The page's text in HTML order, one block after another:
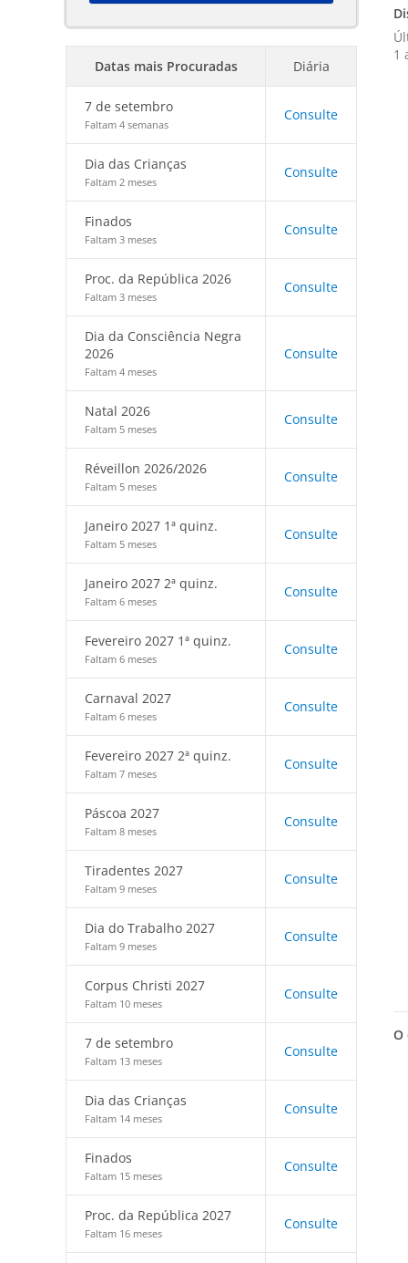
Datas mais Procuradas Diária
7 de setembro
Faltam 4 semanas
Consulte
Dia das Crianças
Faltam 2 meses
Consulte
Finados
Faltam 3 meses
Consulte
Proc. da República 2026
Faltam 3 meses
Consulte
Dia da Consciência Negra
2026
Faltam 4 meses
Consulte
Natal 2026
Faltam 5 meses
Consulte
Réveillon 2026/2026
Faltam 5 meses
Consulte
Janeiro 2027 1ª quinz.
Faltam 5 meses
Consulte
Janeiro 2027 2ª quinz.
Faltam 6 meses
Consulte
Fevereiro 2027 1ª quinz.
Faltam 6 meses
Consulte
Carnaval 2027
Faltam 6 meses
Consulte
Fevereiro 2027 2ª quinz.
Faltam 7 meses
Consulte
Páscoa 2027
Faltam 8 meses
Consulte
Tiradentes 2027
Faltam 9 meses
Consulte
Dia do Trabalho 2027
Faltam 9 meses
Consulte
Corpus Christi 2027
Faltam 10 meses
Consulte
7 de setembro
Faltam 13 meses
Consulte
Dia das Crianças
Faltam 14 meses
Consulte
Finados
Faltam 15 meses
Consulte
Proc. da República 2027
Faltam 16 meses
Consulte
1
O